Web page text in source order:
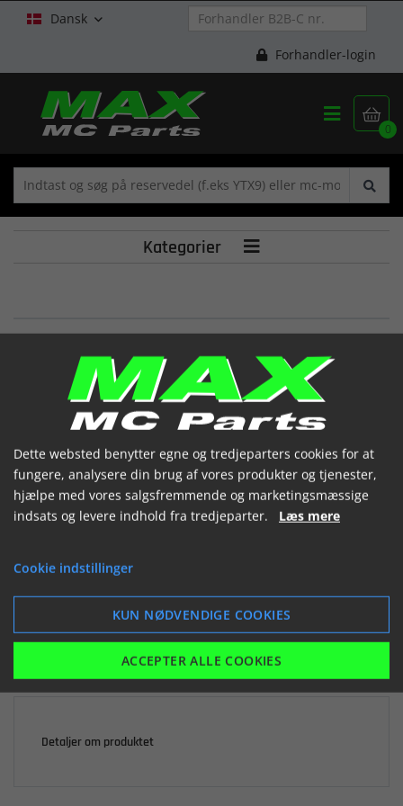
Dansk 
Forhandler-login

0

Kategorier 
COPRISELLA RR X SELLA 28.02637
(1288644 000)


451,31 kr.
LÆG I KURV
Detaljer om produktet
Dette websted benytter egne og tredjeparters cookies for at
fungere, analysere din brug af vores produkter og tjenester,
hjælpe med vores salgsfremmende og marketingsmæssige
indsats og levere indhold fra tredjeparter. Læs mere
Cookie indstillinger
KUN NØDVENDIGE COOKIES
ACCEPTER ALLE COOKIES